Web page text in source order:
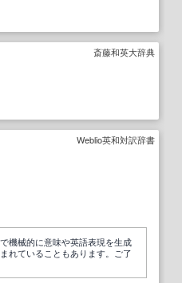
斎藤和英大辞典
Weblio英和対訳辞書
機械的に意味や英語表現を生成
れていることもあります。ご了